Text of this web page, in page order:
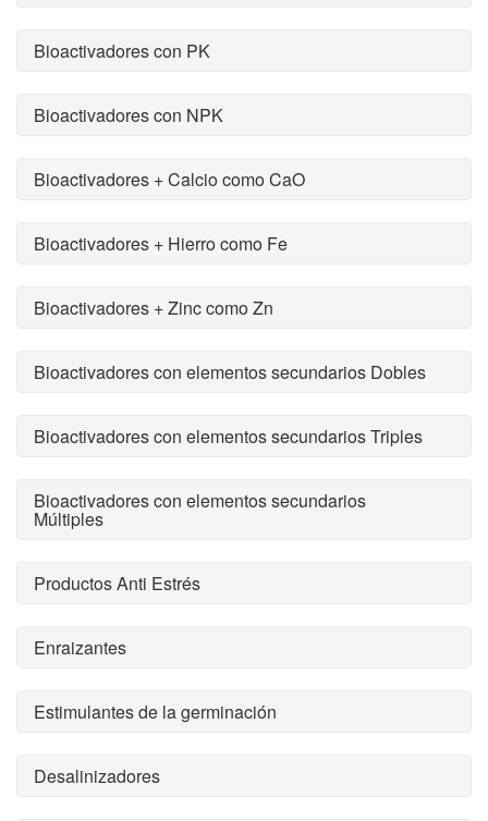
Bioactivadores con PK
Bioactivadores con NPK
Bioactivadores + Calcio como CaO
Bioactivadores + Hierro como Fe
Bioactivadores + Zinc como Zn
Bioactivadores con elementos secundarios Dobles
Bioactivadores con elementos secundarios Triples
Bioactivadores con elementos secundarios
Múltiples
Productos Anti Estrés
Enraizantes
Estimulantes de la germinación
Desalinizadores